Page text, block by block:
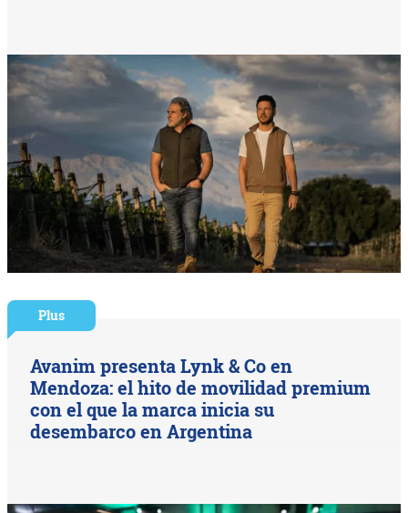
Plus
Avanim presenta Lynk & Co en
Mendoza: el hito de movilidad premium
con el que la marca inicia su
desembarco en Argentina